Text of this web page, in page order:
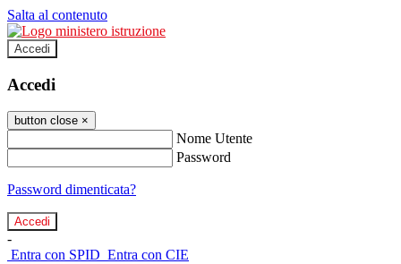
Salta al contenuto
Accedi
Accedi
button close ×
Nome Utente
Password
Password dimenticata?
-
Entra con SPID Entra con CIE